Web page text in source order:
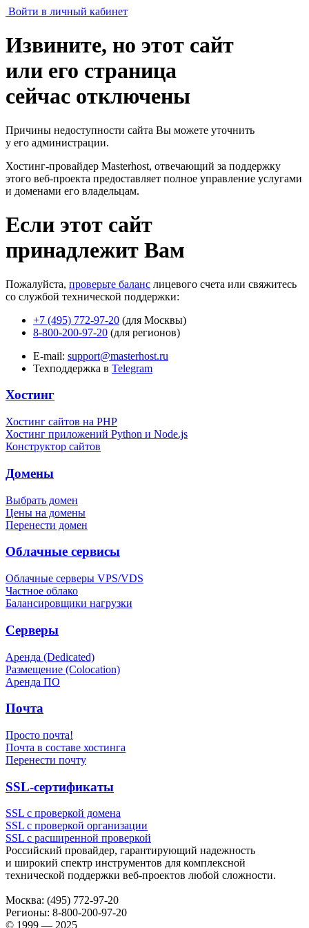
Войти в личный кабинет
Извините, но этот сайт
или его страница
сейчас отключены
Причины недоступности сайта Вы можете уточнить
у его администрации.
Хостинг-провайдер Masterhost, отвечающий за поддержку
этого веб-проекта предоставляет полное управление услугами
и доменами его владельцам.
Если этот сайт
принадлежит Вам
Пожалуйста, проверьте баланс лицевого счета или свяжитесь
со службой технической поддержки:
+7 (495) 772-97-20 (для Москвы)
8-800-200-97-20 (для регионов)
E-mail: support@masterhost.ru
Техподдержка в Telegram
Хостинг
Хостинг сайтов на PHP
Хостинг приложений Python и Node.js
Конструктор сайтов
Домены
Выбрать домен
Цены на домены
Перенести домен
Облачные сервисы
Облачные серверы VPS/VDS
Частное облако
Балансировщики нагрузки
Серверы
Аренда (Dedicated)
Размещение (Colocation)
Аренда ПО
Почта
Просто почта!
Почта в составе хостинга
Перенести почту
SSL-сертификаты
SSL с проверкой домена
SSL с проверкой организации
SSL с расширенной проверкой
Российский провайдер, гарантирующий надежность
и широкий спектр инструментов для комплексной
технической поддержки веб-проектов любой сложности.
Москва: (495) 772-97-20
Регионы: 8-800-200-97-20
© 1999 — 2025